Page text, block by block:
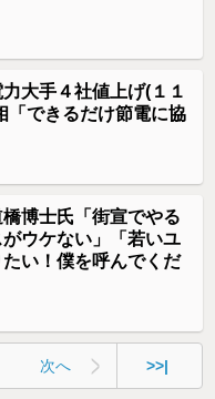
大手４社値上げ(１１
できるだけ節電に協
橋博士氏「街宣でやる
ウケない」「若いユ
い！僕を呼んでくだ
次へ >>|